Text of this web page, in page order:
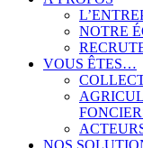
NOTRE
VOUS ÊTES…